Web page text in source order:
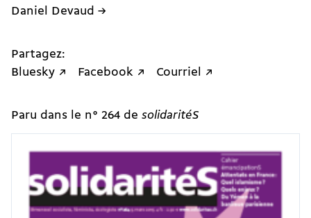
Daniel Devaud →
Partagez:
Bluesky ↗
Facebook ↗ Courriel ↗
Paru dans le n° 264 de solidaritéS